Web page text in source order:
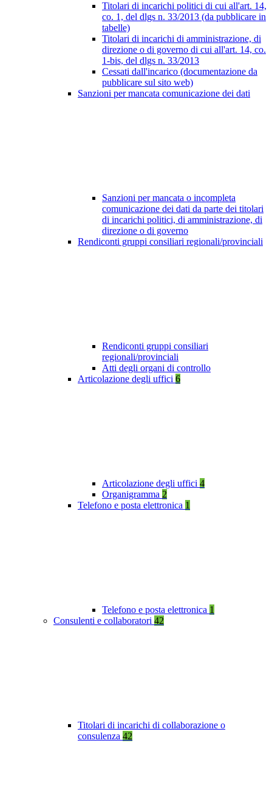
Titolari di incarichi politici di cui all'art. 14,
co. 1, del dlgs n. 33/2013 (da pubblicare in
tabelle)
Titolari di incarichi di amministrazione, di
direzione o di governo di cui all'art. 14, co.
1-bis, del dlgs n. 33/2013
Cessati dall'incarico (documentazione da
pubblicare sul sito web)
Sanzioni per mancata comunicazione dei dati
Sanzioni per mancata o incompleta
comunicazione dei dati da parte dei titolari
di incarichi politici, di amministrazione, di
direzione o di governo
Rendiconti gruppi consiliari regionali/provinciali
Rendiconti gruppi consiliari
regionali/provinciali
Atti degli organi di controllo
Articolazione degli uffici 6
Articolazione degli uffici 4
Organigramma 2
Telefono e posta elettronica 1
Telefono e posta elettronica 1
Consulenti e collaboratori 42
Titolari di incarichi di collaborazione o
consulenza 42